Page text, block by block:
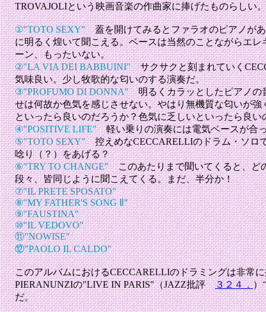
TROVAJOLIという映画音楽の作曲家に捧げたものらしい。
①"TOTO SEXY"蓋を開けてみるとファラオのピアノが
に明るく煌いて聞こえる。ベースは当然のことながらエ
ーン、もったいない。
②"LA VIA DEI BABBUINI"サクサクと刻まれていく
気味良い。少し牧歌的な匂いのする演奏だ。
③"PROFUMO DI DONNA"明るくカラッとしたピアノ
せは何故か色気を感じさせない。やはり無機質な匂いが
といったら良いのだろうか？色気に乏しいといったら良い
④"POSITIVE LIFE"軽い乗りの演奏には電気ベースが合
⑤"TOTO SEXY"控えめなCECCARELLIのドラム・ソロ
唸り（？）をあげる？
⑥"TRY TO CHANGE"このあたりまで聞いてくると、ど
段々、皆同じように聞こえてくる。まだ、半分か！
⑦"IL PRETE SPOSATO"
⑧"MY FATHER'S SONG Ⅱ"
⑨"FAUSTINA"
⑩"IL VEDOVO"
⑪"NOWISE"
⑫"PAOLO IL CALDO"
このアルバムにおけるCECCARELLIのドラミングは非常
PIERANUNZIの"LIVE IN PARIS"（JAZZ批評３２４．）
だ。